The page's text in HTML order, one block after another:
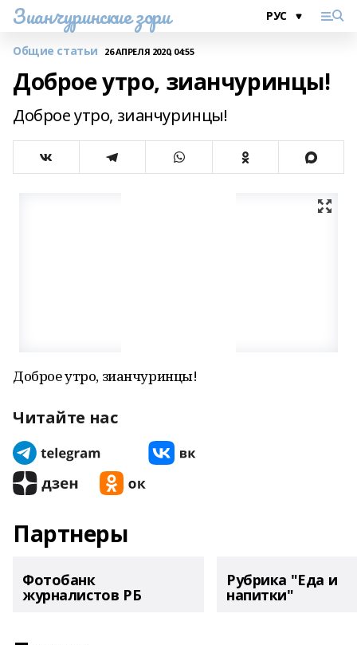
Зианчуринские зори
Общие статьи 26 АПРЕЛЯ 2020, 04:55
Доброе утро, зианчуринцы!
Доброе утро, зианчуринцы!
Доброе утро, зианчуринцы!
Читайте нас
Партнеры
Фотобанк
журналистов РБ
Рубрика "Еда и
напитки"